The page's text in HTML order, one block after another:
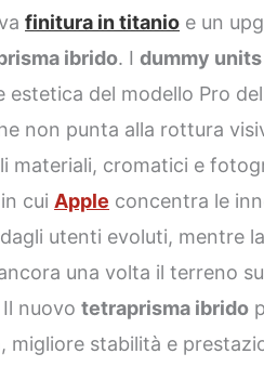
finitura in titanio e un
ibrido. Idummy units
del modello Pro
non punta alla rottura
materiali, cromatici e
cuiApple concentra le
utenti evoluti, mentre la
una volta il terreno
Il nuovotetraprisma ibrido
migliore stabilità e